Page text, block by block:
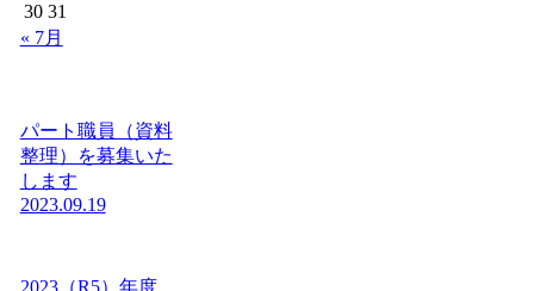
30 31
« 7月
パート職員（資料
整理）を募集いた
します
2023.09.19
2023（R5）年度